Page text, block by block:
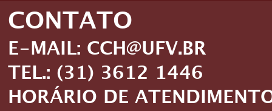
CONTATO
E-MAIL: CCH@UFV.BR
TEL.: (31) 3612 1446
HORÁRIO DE